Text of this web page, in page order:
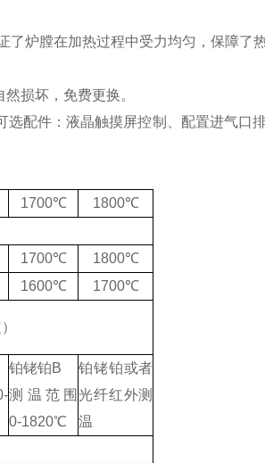
炉膛在加热过程中受力均匀，保障了
损坏，免费更换。
配件： 液晶触摸屏控制、配置进气口
1700℃
1800℃
1700℃
1800℃
1600℃
1700℃
铂铑铂B
测温范围
0-1820℃
铂铑铂或者
光纤红外测
温